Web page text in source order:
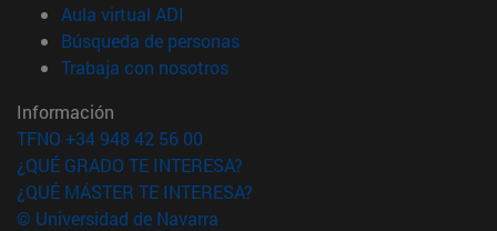
Aula virtual ADI
Búsqueda de personas(abre en nueva ventana)
Trabaja con nosotros(abre en nueva ventana)
Información
TFNO +34 948 42 56 00
¿QUÉ GRADO TE INTERESA?
¿QUÉ MÁSTER TE INTERESA?
© Universidad de Navarra